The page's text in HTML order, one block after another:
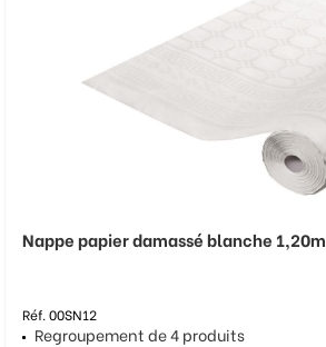
Nappe papier damassé blanche 1,20m
Réf. 00SN12
Regroupement de 4 produits